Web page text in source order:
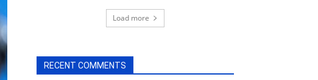
Load more
RECENT COMMENTS